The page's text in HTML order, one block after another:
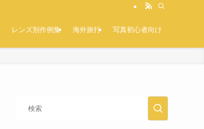
レンズ別作例集 海外旅行 写真初心者向け